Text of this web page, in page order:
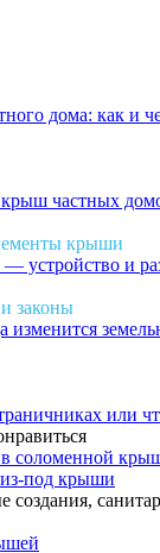
дома: как и
частных
крыши
устройство и
законы
изменится
или
под крыши